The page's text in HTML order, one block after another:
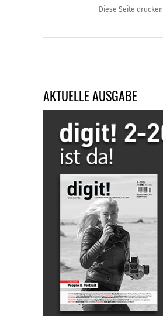
Diese Seite drucken
AKTUELLE AUSGABE